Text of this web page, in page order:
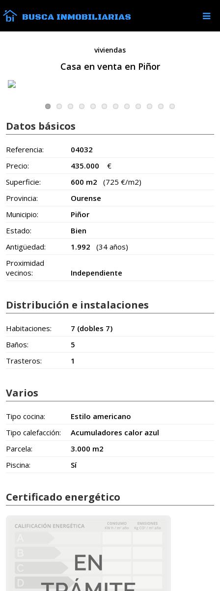
BUSCA INMOBILIARIAS
viviendas
Casa en venta en Piñor
Datos básicos
Referencia:
04032
Precio:
435.000
€
Superficie:
600 m2
(725 €/m2)
Provincia:
Ourense
Municipio:
Piñor
Estado:
Bien
Antigüedad:
1.992
(34 años)
Proximidad
vecinos:
Independiente
Distribución e instalaciones
Habitaciones:
7 (dobles 7)
Baños:
5
Trasteros:
1
Varios
Tipo cocina:
Estilo americano
Tipo calefacción:
Acumuladores calor azul
Parcela:
3.000 m2
Piscina:
Sí
Certificado energético